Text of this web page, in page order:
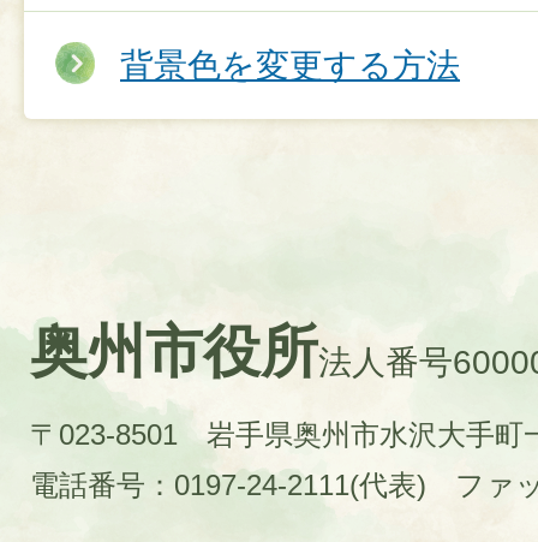
背景色を変更する方法
奥州市役所法人番号
〒023-8501 岩手県奥州市水沢大手町
電話番号：0197-24-2111(代表)
ファ